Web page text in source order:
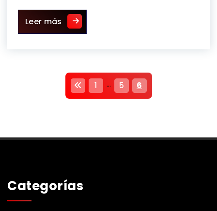
Leer más Convocatoria pública al Plenario Nº
P
i
a
1 … 5 6
Categorías